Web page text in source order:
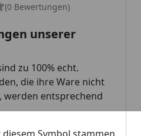
(0 Bewertungen)
unserer
zu 100% echt.
die ihre Ware nicht
werden entsprechend